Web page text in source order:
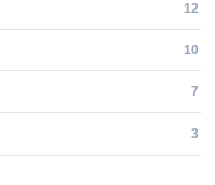
12
10
7
3